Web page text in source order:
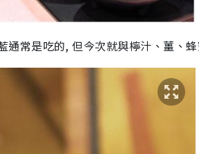
通常是吃的, 但今次就與檸汁、薑、